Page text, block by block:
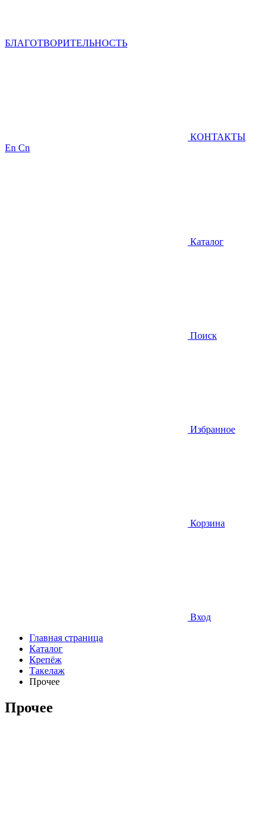
БЛАГОТВОРИТЕЛЬНОСТЬ
КОНТАКТЫ
En Cn
Каталог
Поиск
Избранное
Корзина
Вход
Главная страница
Каталог
Крепёж
Такелаж
Прочее
Прочее